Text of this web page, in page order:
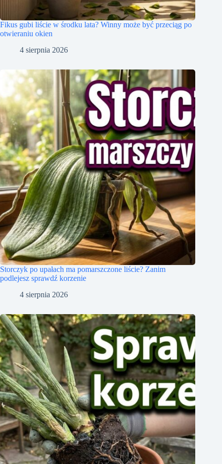
Fikus gubi liście w środku lata? Winny może być przeciąg po
otwieraniu okien
4 sierpnia 2026
Storczyk po upałach ma pomarszczone liście? Zanim
podlejesz sprawdź korzenie
4 sierpnia 2026